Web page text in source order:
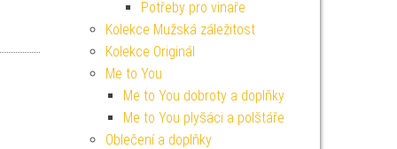
cena byla: 229 Kč.
Aktuální cena je: 206 Kč.
Potřeby pro vinaře
Kolekce Mužská záležitost
Kolekce Originál
Me to You
Me to You dobroty a doplňky
Me to You plyšáci a polštáře
Oblečení a doplňky